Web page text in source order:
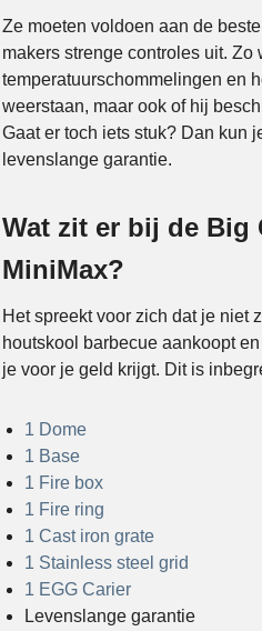
Ze moeten voldoen aan de
makers strenge controles uit. Zo
temperatuurschommelingen en
weerstaan, maar ook of hij
Gaat er toch iets stuk? Dan kun
levenslange garantie.
Wat zit er bij de Big
MiniMax?
Het spreekt voor zich dat je niet
houtskool barbecue aankoopt
je voor je geld krijgt. Dit is
1 Dome
1 Base
1 Fire box
1 Fire ring
1 Cast iron grate
1 Stainless steel grid
1 EGG Carier
Levenslange garantie